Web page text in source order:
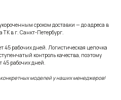
сроком доставки — до адреса в
в г. Санкт-Петербург.
45 рабочих дней. Логистическая цепочка
контроль качества, поэтому
45 рабочих дней.
моделей у наших менеджеров!